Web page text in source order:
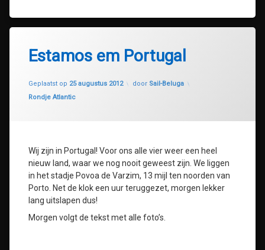
Estamos em Portugal
Geplaatst op 25 augustus 2012
Geüpdatet op
door Sail-Beluga
Categorieën:
Rondje Atlantic
Wij zijn in Portugal! Voor ons alle vier weer een heel
nieuw land, waar we nog nooit geweest zijn. We liggen
in het stadje Povoa de Varzim, 13 mijl ten noorden van
Porto. Net de klok een uur teruggezet, morgen lekker
lang uitslapen dus!
Morgen volgt de tekst met alle foto’s.